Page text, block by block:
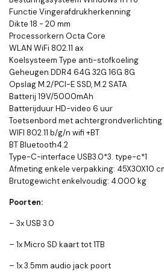
Functie Vingerafdrukherkenning
Dikte 18 - 20 mm
Processorkern Octa Core
WLAN WiFi 802.11 ax
Koelsysteem Type anti-stofkoeling
Geheugen DDR4 64G 32G 16G 8G
Opslag M.2/PCI-E SSD, M.2 SATA
Batterij 19V/5000mAh
Batterijduur HD-video 6 uur
Toetsenbord met achtergrondverlichting
WIFI 802.11 b/g/n wifi +BT
BT Bluetooth4.2
Type-C-interface USB3.0*3. type-c*1
Afmeting enkele verpakking: 45X30X10
Brutogewicht enkelvoudig: 4.000 kg
Poorten:
– 3x USB 3.0
– 1x Micro SD kaart tot 1TB
– 1x 3.5mm audio jack poort